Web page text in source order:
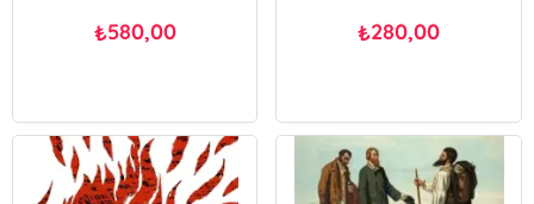
₺580,00 ₺280,00